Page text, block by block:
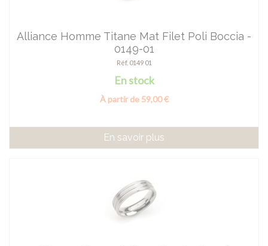
Alliance Homme Titane Mat Filet Poli Boccia -
0149-01
Réf. 0149 01
En stock
À partir de 59,00 €
En savoir plus